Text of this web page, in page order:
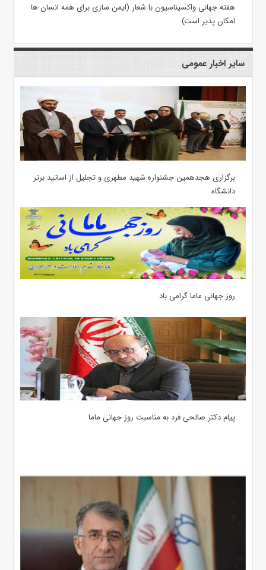
هفته جهانی واکسیناسیون با شعار (ایمن سازی برای همه انسان ها
امکان پذیر است)
سایر اخبار عمومی
برگزاری هجدهمین جشنواره شهید مطهری و تجلیل از اساتید برتر
دانشگاه
روز جهانی ماما گرامی باد
پیام دکتر صالحی فرد به مناسبت روز جهانی ماما